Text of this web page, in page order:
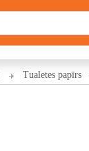
Tualetes papīrs